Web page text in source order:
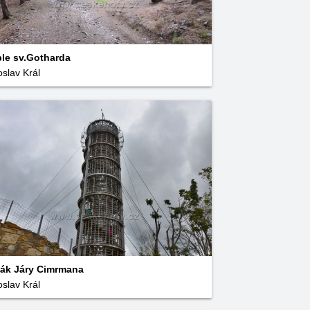
sv.Gotharda
Král
Járy Cimrmana
Král